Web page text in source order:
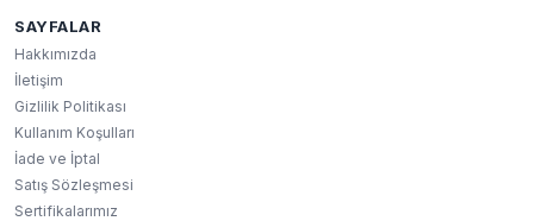
SAYFALAR
Hakkımızda
İletişim
Gizlilik Politikası
Kullanım Koşulları
İade ve İptal
Satış Sözleşmesi
Sertifikalarımız